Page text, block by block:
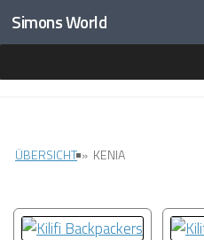
Unter dem Inhalt
Simons World
ÜBERSICHT » KENIA